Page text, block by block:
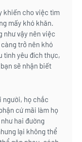
khiến cho việc tìm
mấy khó khăn.
như vậy nên việc
trở nên khó
tình yêu đích thực,
sẽ nhận biết
người, họ chắc
cứ mãi làm họ
hai đường
lại không thể